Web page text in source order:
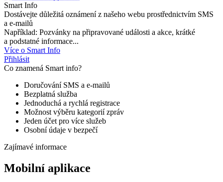
Smart Info
Dostávejte důležitá oznámení z našeho webu prostřednictvím SMS
a e-mailů
Například: Pozvánky na připravované události a akce, krátké
a podstatné informace...
Více o Smart Info
Přihlásit
Co znamená Smart info?
Doručování SMS a e-mailů
Bezplatná služba
Jednoduchá a rychlá registrace
Možnost výběru kategorií zpráv
Jeden účet pro více služeb
Osobní údaje v bezpečí
Zajímavé informace
Mobilní aplikace